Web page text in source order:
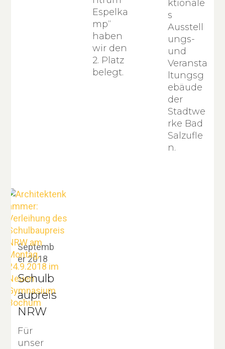
Espelka
mp“
haben
wir den
2. Platz
belegt.
ktionale
s
Ausstell
ungs-
und
Veransta
ltungsg
ebäude
der
Stadtwe
rke Bad
Salzufle
n.
Septemb
er 2018
Schulb
aupreis
NRW
Für
unser